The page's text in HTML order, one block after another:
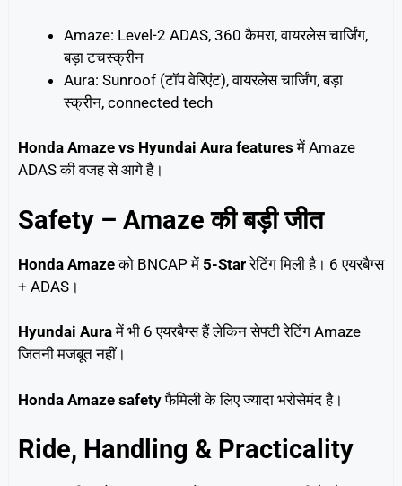
Amaze: Level-2 ADAS, 360 कैमरा, वायरलेस चार्जिंग,
बड़ा टचस्क्रीन
Aura: Sunroof (टॉप वेरिएंट), वायरलेस चार्जिंग, बड़ा
स्क्रीन, connected tech
Honda Amaze vs Hyundai Aura features में Amaze
ADAS की वजह से आगे है।
Safety – Amaze की बड़ी जीत
Honda Amazeको BNCAP में 5-Starरेटिंग मिली है। 6 एयरबैग्स
+ ADAS।
Hyundai Auraमें भी 6 एयरबैग्स हैं लेकिन सेफ्टी रेटिंग Amaze
जितनी मजबूत नहीं।
Honda Amaze safetyफैमिली के लिए ज्यादा भरोसेमंद है।
Ride, Handling & Practicality